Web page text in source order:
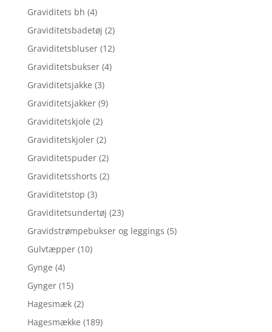
Graviditets bh (4)
Graviditetsbadetøj (2)
Graviditetsbluser (12)
Graviditetsbukser (4)
Graviditetsjakke (3)
Graviditetsjakker (9)
Graviditetskjole (2)
Graviditetskjoler (2)
Graviditetspuder (2)
Graviditetsshorts (2)
Graviditetstop (3)
Graviditetsundertøj (23)
Gravidstrømpebukser og leggings (5)
Gulvtæpper (10)
Gynge (4)
Gynger (15)
Hagesmæk (2)
Hagesmække (189)